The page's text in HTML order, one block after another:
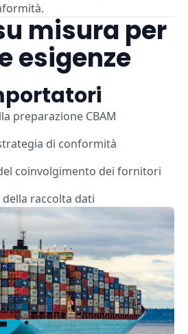
misura per
esigenze
preparazione CBAM
di conformità
coinvolgimento dei fornitori
raccolta dati